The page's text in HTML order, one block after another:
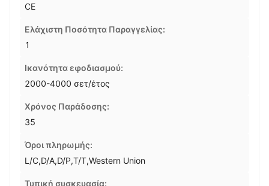
CE
Ελάχιστη Ποσότητα Παραγγελίας:
1
Ικανότητα εφοδιασμού:
2000-4000 σετ/έτος
Χρόνος Παράδοσης:
35
Όροι πληρωμής:
L/C,D/A,D/P,T/T,Western Union
Τυπική συσκευασία: